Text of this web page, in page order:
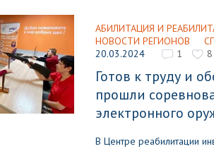
АБИЛИТАЦИЯ И
НОВОСТИ РЕГИОНОВ
20.03.2024
1 8
Готов к труду и
прошли
электронного
В Центре реабилитации